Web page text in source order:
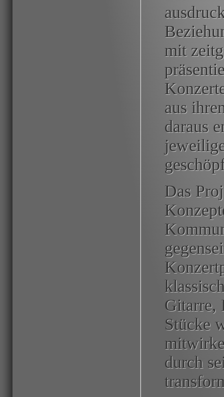
mit
aus
daraus
Das
Gitarre,
Stücke
durch